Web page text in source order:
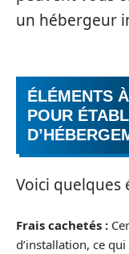
un hébergeur
ÉLÉMENTS
POUR
Voici quelques
Frais cachetés :
d’installation, ce